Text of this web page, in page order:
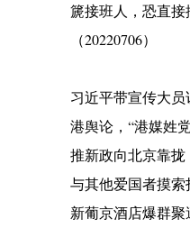
篪接班人，恐直接
（20220706）
习近平带宣传大
港舆论，“港媒姓
推新政向北京靠
与其他爱国者摸
新葡京酒店爆群